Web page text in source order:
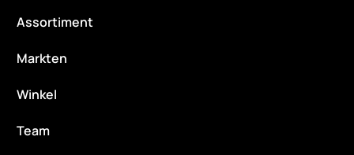
Assortiment
Markten
Winkel
Team